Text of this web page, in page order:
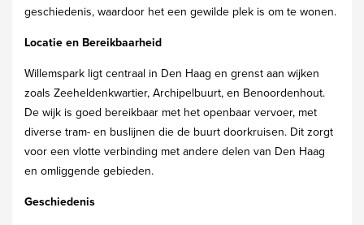
geschiedenis, waardoor het een gewilde plek is om te wonen.
Locatie en Bereikbaarheid
Willemspark ligt centraal in Den Haag en grenst aan wijken
zoals Zeeheldenkwartier, Archipelbuurt, en Benoordenhout.
De wijk is goed bereikbaar met het openbaar vervoer, met
diverse tram- en buslijnen die de buurt doorkruisen. Dit zorgt
voor een vlotte verbinding met andere delen van Den Haag
en omliggende gebieden.
Geschiedenis